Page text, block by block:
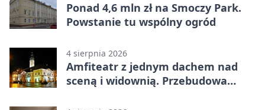
Ponad 4,6 mln zł na Smoczy Park.
Powstanie tu wspólny ogród
4 sierpnia 2026
Amfiteatr z jednym dachem nad
sceną i widownią. Przebudowa